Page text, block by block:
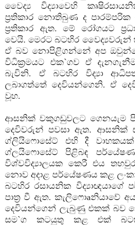
වෛද්‍ය විද්‍යාවෙහි
ප්‍රතිකාර නොතිබුණ ද පාරම්පරික
ප්‍රතිකාර ඇත. මේ රෝගයට
වෙයි. මෙරට බටහිර වෛද්‍යවරුන්
ඒ බව නොපිළිගන්නේ අප
විධික්‍රමයට එක`ගව ඒ
බැවිනි. ඒ බටහිර විද්‍යා
ලබාගත්තේ දෙවියන්ගෙනි. ඒ
වූහ.
ආසනික්‌ වකුගඩුවලට ගෙනයැම
දෙවිවරුන් පවසා ඇත. ආසනික්‌
ග්ලියිෆොසේට්‌ එහි දී වාහකයක්‌
ග්ලයිෆොසේට්‌ පිළිබඳ පර්යේෂණ
විශ්වවිද්‍යාලයක කෙරී එය
නොව අදාළ පර්යේෂණය කළ
බටහිර රසායනික විද්‍යාඥයාගේ
පාත්‍ර වී ඇත. කැලිෆොaනියාවේ
දෙවියන්ගෙන් ලැබුණු එකක්‌ බව
සම`ග කටයුතු කළ එක්‌